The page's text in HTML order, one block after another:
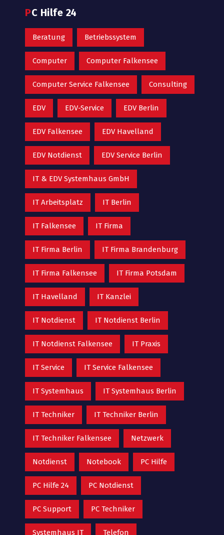
PC Hilfe 24
Beratung Betriebssystem
Computer Computer Falkensee
Computer Service Falkensee Consulting
EDV EDV-Service EDV Berlin
EDV Falkensee EDV Havelland
EDV Notdienst EDV Service Berlin
IT & EDV Systemhaus GmbH
IT Arbeitsplatz IT Berlin
IT Falkensee IT Firma
IT Firma Berlin IT Firma Brandenburg
IT Firma Falkensee IT Firma Potsdam
IT Havelland IT Kanzlei
IT Notdienst IT Notdienst Berlin
IT Notdienst Falkensee IT Praxis
IT Service IT Service Falkensee
IT Systemhaus IT Systemhaus Berlin
IT Techniker IT Techniker Berlin
IT Techniker Falkensee Netzwerk
Notdienst Notebook PC Hilfe
PC Hilfe 24 PC Notdienst
PC Support PC Techniker
Systemhaus IT Telefon